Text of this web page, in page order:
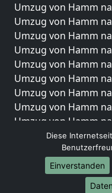
Umzug von Hamm
Umzug von Hamm
Umzug von Hamm
Umzug von Hamm
Umzug von Hamm
Umzug von Hamm
Umzug von Hamm
Umzug von Hamm
Umzug von Hamm
Umzug von Hamm
Umzug von Hamm
Umzug von Hamm
Umzug von Hamm
Diese
Einverstanden